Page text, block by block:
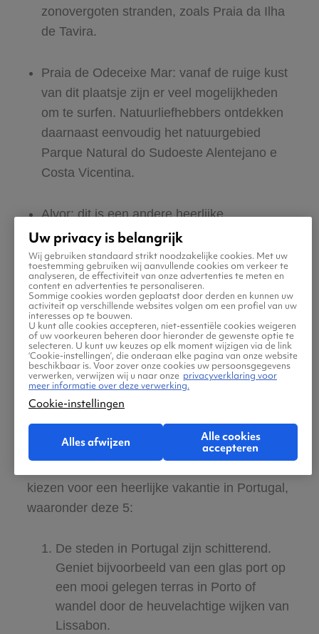
zonovergoten stranden, zoals Praia da Ilha
de Tavira.
Praia de Odeceixe Mar: vanaf de ruige kust
van dit plaatsje zijn er veel mogelijkheden
om te surfen. Natuurliefhebbers ontdekken
daarnaast eenvoudig het natuurgebied
Parque Natural do Sudoeste Alentejano e
Costa Vicentina.
Alvor: dit is een andere heerlijke
bestemming voor een last minute naar
Portugal. Bezoek hier eeuwenoude graven
bij het Monumentos Megalíticas de Alcalar
of kom tot rust op het strand Praia dos Três
Irmãos.
Last minute Portugal vanaf
Eindhoven
Kies bijvoorbeeld voor een betaalbare last
minute naar Portugal vanaf de luchthaven van
kiezen voor een heerlijke vakantie in Portugal,
waaronder deze 5:
De steden in Portugal zijn schitterend.
Geniet bijvoorbeeld van een glas port op
een mooi gelegen terras in Porto of
wandel door de heuvelachtige wijken van
Lissabon.
Uw privacy is belangrijk
Wij gebruiken standaard strikt noodzakelijke cookies. Met uw
toestemming gebruiken wij aanvullende cookies om verkeer te
analyseren, de effectiviteit van onze advertenties te meten en
content en advertenties te personaliseren.
Sommige cookies worden geplaatst door derden en kunnen uw
activiteit op verschillende websites volgen om een profiel van uw
interesses op te bouwen.
U kunt alle cookies accepteren, niet-essentiële cookies weigeren
of uw voorkeuren beheren door hieronder de gewenste optie te
selecteren. U kunt uw keuzes op elk moment wijzigen via de link
‘Cookie-instellingen’, die onderaan elke pagina van onze website
beschikbaar is. Voor zover onze cookies uw persoonsgegevens
verwerken, verwijzen wij u naar onze privacyverklaring voor
meer informatie over deze verwerking.
Cookie-instellingen
Alles afwijzen
Alle cookies
accepteren